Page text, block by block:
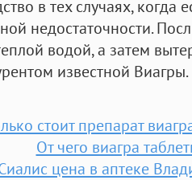
в тех случаях,
недостаточности.
водой, а затем
известной Виагры.
стоит препарат
От чего виагра
цена в аптеке